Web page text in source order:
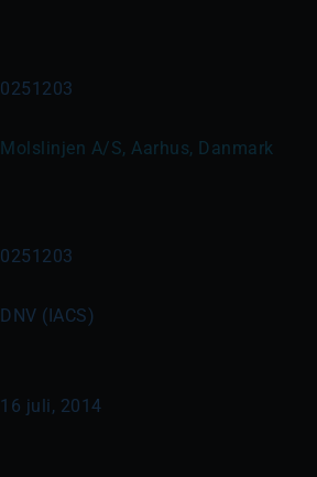
0251203
Molslinjen A/S, Aarhus, Danmark
0251203
DNV (IACS)
16 juli, 2014